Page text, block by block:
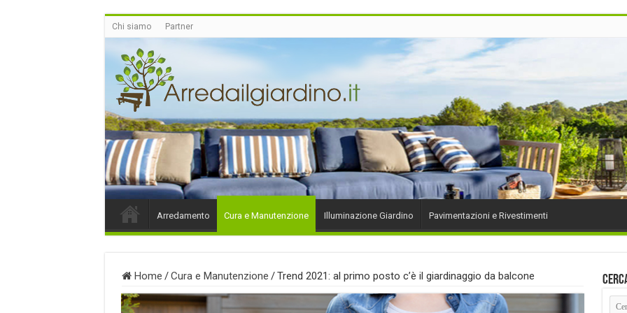
Chi siamo Partner
Arredamento Cura e Manutenzione Illuminazione Giardino Pavimentazioni e Rivestimenti
Home /Cura e Manutenzione /Trend 2021: al primo posto c’è il giardinaggio da balcone